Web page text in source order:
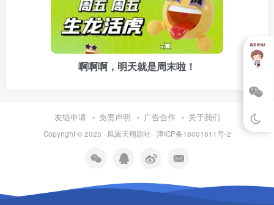
联合公国拥有高手榜四大高手，相传其隐藏高手甚多，三大
王国现在是十分忌惮联合公国。虽然人类科技都已经达到制
造尖端武器的地步，但至今并没有国家发明火器，至少表面
天蓝１８００年，是天蓝星的噩梦年。当时（有很多国家）
一个小国家偷偷制造出火器，打算用到战场上，不知道怎么
被联合国所知。联合国动用高手５００名，一天之内把这个
来形容当时的惨状，整整数十万人被一天之内屠戮殆尽，没
有一点还手的能力。
啊啊啊，明天就是周末啦！
友链申请 免责声明 广告合作 关于我们
Copyright © 2025 · 凤翼天翔剧社 · 津ICP备18001811号-2